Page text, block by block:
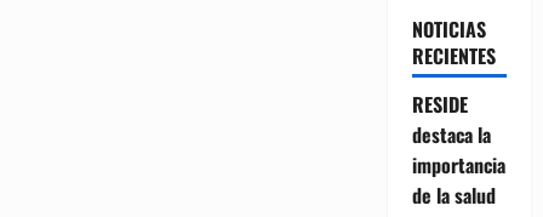
NOTICIAS
RECIENTES
RESIDE
destaca la
importancia
de la salud